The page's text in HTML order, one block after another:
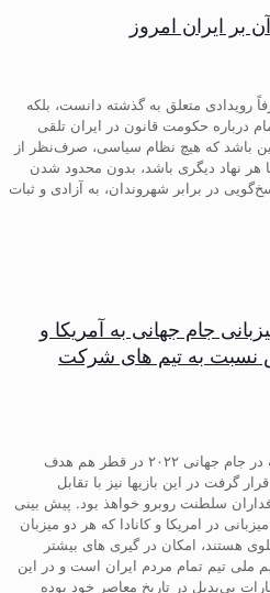
بر ایران امروز
رویدادی متعلق به گذشته دانست، بلکه
درباره حکومت قانون در ایران تلقی
باشد که هیچ نظام سیاسی، صرف‌نظر از
هر نهاد دیگری باشد، بدون محدود شدن
در برابر شهروندان، به آزادی و ثبات
جام جهانی به آمریکا و
نسبت به تیم های شرکت
گودرز اقتداری: تیم ملی همانگونه که در جام جهانی ۲۰۲۲ در قطر هم هدف
گرفت در این بازیها نیز با تقابل
سلطنت روبرو خواهذ بود. پیش بینی
در امریکا و کانادا که هر دو میزبان
هستند، امکان در گیری های بیشتر
ملی تیم تمام مردم ایران است و در این
بی‌بدیل در تاریخ معاصر خود بوده